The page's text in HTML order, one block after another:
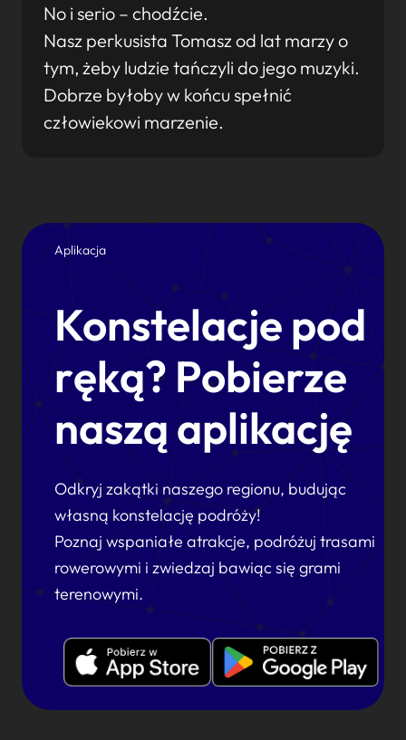
No i serio – chodźcie.
Nasz perkusista Tomasz od lat marzy o
tym, żeby ludzie tańczyli do jego muzyki.
Dobrze byłoby w końcu spełnić
człowiekowi marzenie.
Aplikacja
Konstelacje pod
ręką? Pobierze
naszą aplikację
Odkryj zakątki naszego regionu, budując
własną konstelację podróży!
Poznaj wspaniałe atrakcje, podróżuj trasami
rowerowymi i zwiedzaj bawiąc się grami
terenowymi.